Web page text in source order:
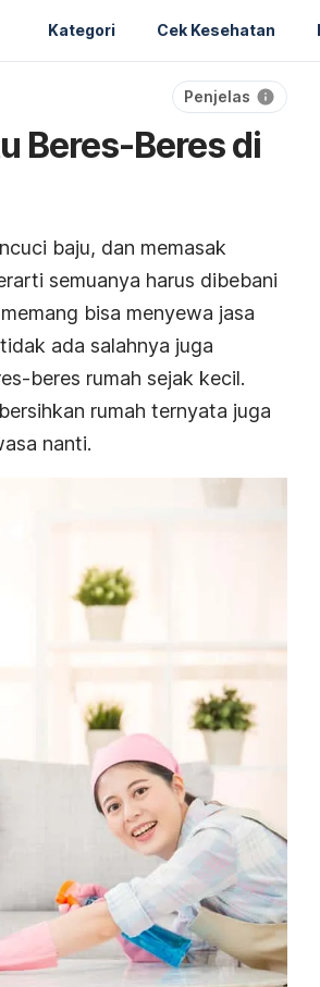
Kategori Cek Kesehatan
Penjelas
Beres-Beres di
baju, dan memasak
semuanya harus dibebani
bisa menyewa jasa
ada salahnya juga
beres rumah sejak kecil.
rumah ternyata juga
nanti.